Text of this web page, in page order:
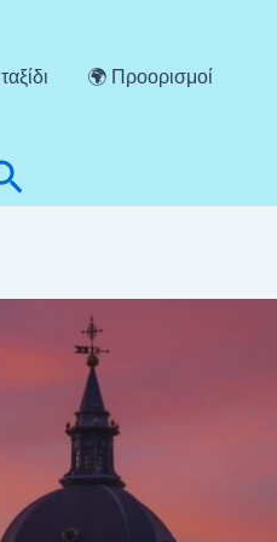
🌍 Προορισμοί